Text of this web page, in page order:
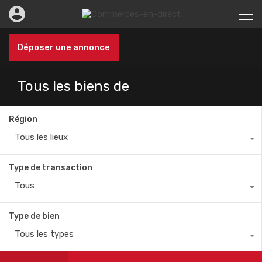
Déposer une annonce
Tous les biens de
Région
Tous les lieux
Type de transaction
Tous
Type de bien
Tous les types